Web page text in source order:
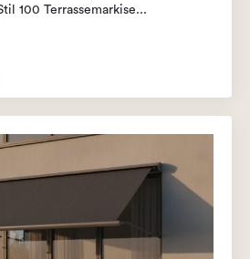
100 Terrassemarkise...